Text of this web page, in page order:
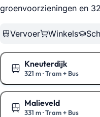
groenvoorzieningen en
Vervoer Winkels
Kneuterdijk
321 m·Tram + Bus
Toon op de kaart
Malieveld
331 m·Tram + Bus